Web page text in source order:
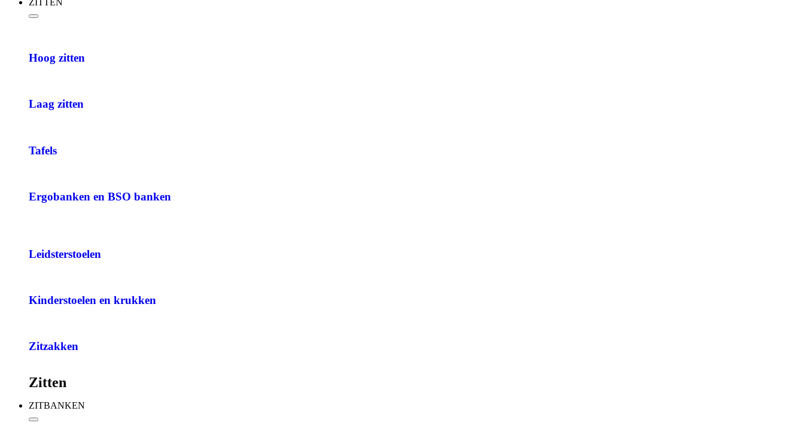
ZITTEN
Hoog zitten
Laag zitten
Tafels
Ergobanken en BSO banken
Leidsterstoelen
Kinderstoelen en krukken
Zitzakken
Zitten
ZITBANKEN